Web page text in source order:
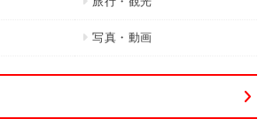
写真・動画